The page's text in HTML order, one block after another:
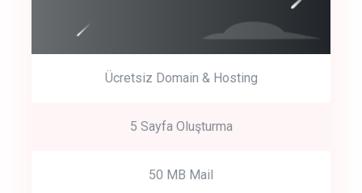
Ücretsiz Domain & Hosting
5 Sayfa Oluşturma
50 MB Mail